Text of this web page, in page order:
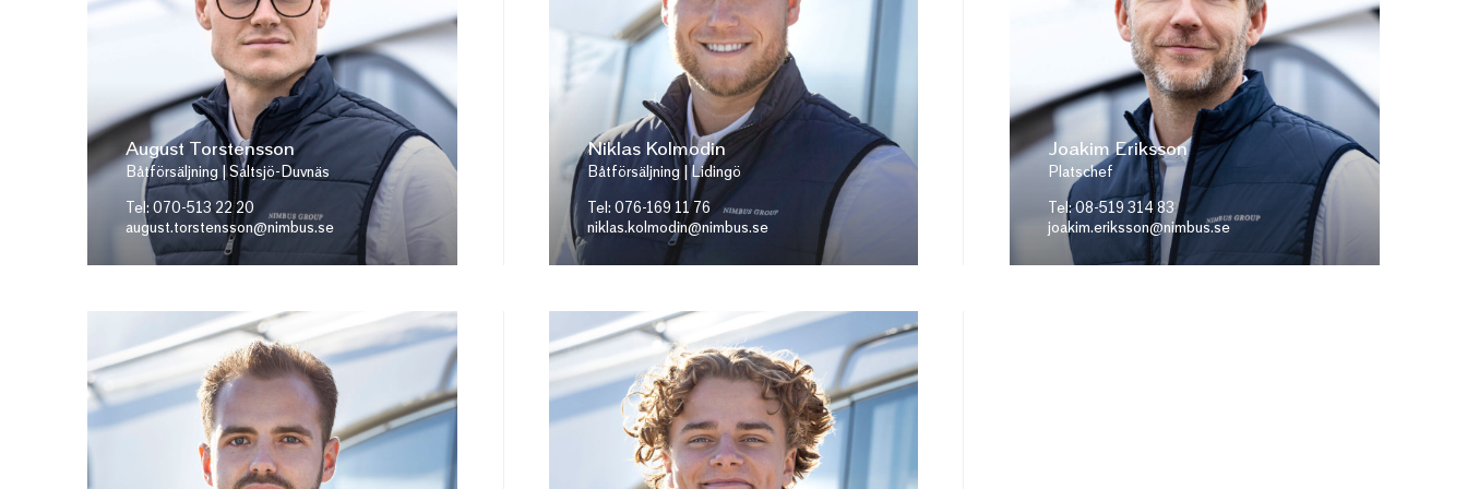
August Torstensson
Båtförsäljning | Saltsjö-Duvnäs
Tel: 070-513 22 20
august.torstensson@nimbus.se
Niklas Kolmodin
Båtförsäljning | Lidingö
Tel: 076-169 11 76
niklas.kolmodin@nimbus.se
Joakim Eriksson
Platschef
Tel: 08-519 314 83
joakim.eriksson@nimbus.se